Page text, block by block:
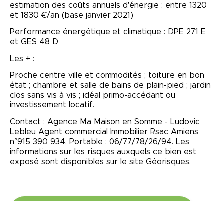
estimation des coûts annuels d'énergie : entre 1320
et 1830 €/an (base janvier 2021)
Performance énergétique et climatique : DPE 271 E
et GES 48 D
Les + :
Proche centre ville et commodités ; toiture en bon
état ; chambre et salle de bains de plain-pied ; jardin
clos sans vis à vis ; idéal primo-accédant ou
investissement locatif.
Contact : Agence Ma Maison en Somme - Ludovic
Lebleu Agent commercial Immobilier Rsac Amiens
n°915 390 934. Portable : 06/77/78/26/94. Les
informations sur les risques auxquels ce bien est
exposé sont disponibles sur le site Géorisques.